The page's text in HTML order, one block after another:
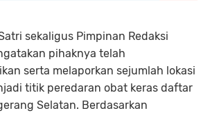
sekaligus Pimpinan Redaksi
pihaknya telah
serta melaporkan sejumlah lokasi
titik peredaran obat keras daftar
Selatan. Berdasarkan